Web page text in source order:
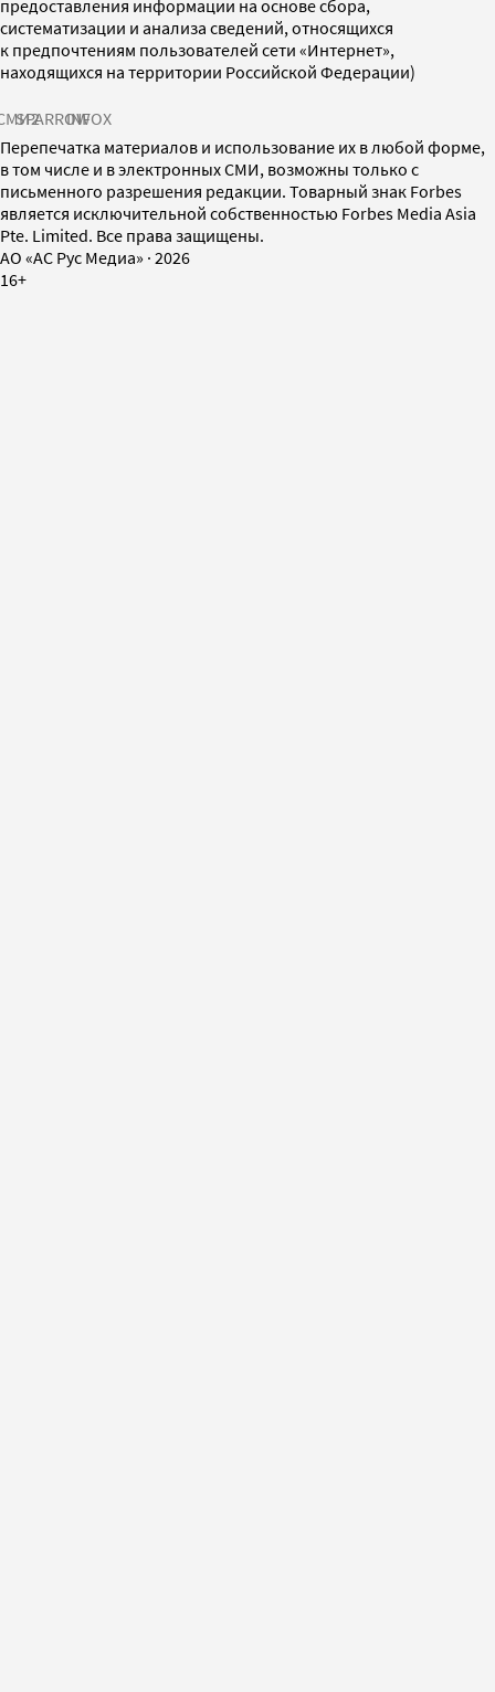
предоставления информации на основе сбора,
систематизации и анализа сведений, относящихся
к предпочтениям пользователей сети «Интернет»,
находящихся на территории Российской Федерации)
SPARROWINFOX
Перепечатка материалов и использование их в любой форме,
в том числе и в электронных СМИ, возможны только с
письменного разрешения редакции. Товарный знак Forbes
является исключительной собственностью Forbes Media Asia
Pte. Limited. Все права защищены.
AO «АС Рус Медиа» · 2026
16+